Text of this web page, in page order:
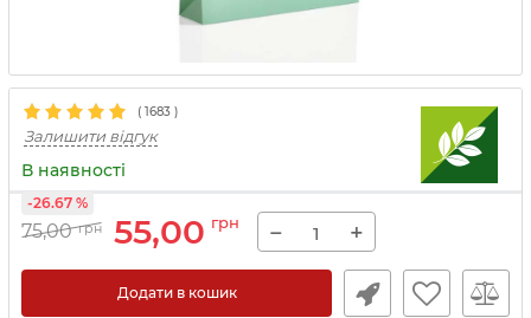
( 1683 )
Залишити відгук
В наявності
75,00 грн 55,00 грн
-26.67 %
− +
Додати в кошик